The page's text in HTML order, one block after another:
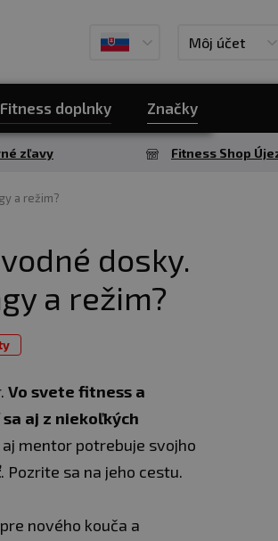
Môj účet
Fitness doplnky Značky
zľavy Fitness Shop
a režim?
dosky.
a režim?
Vo svete fitness a
aj z niekoľkých
aj mentor potrebuje svojho
. Pozrite sa na jeho cestu.
nového kouča a